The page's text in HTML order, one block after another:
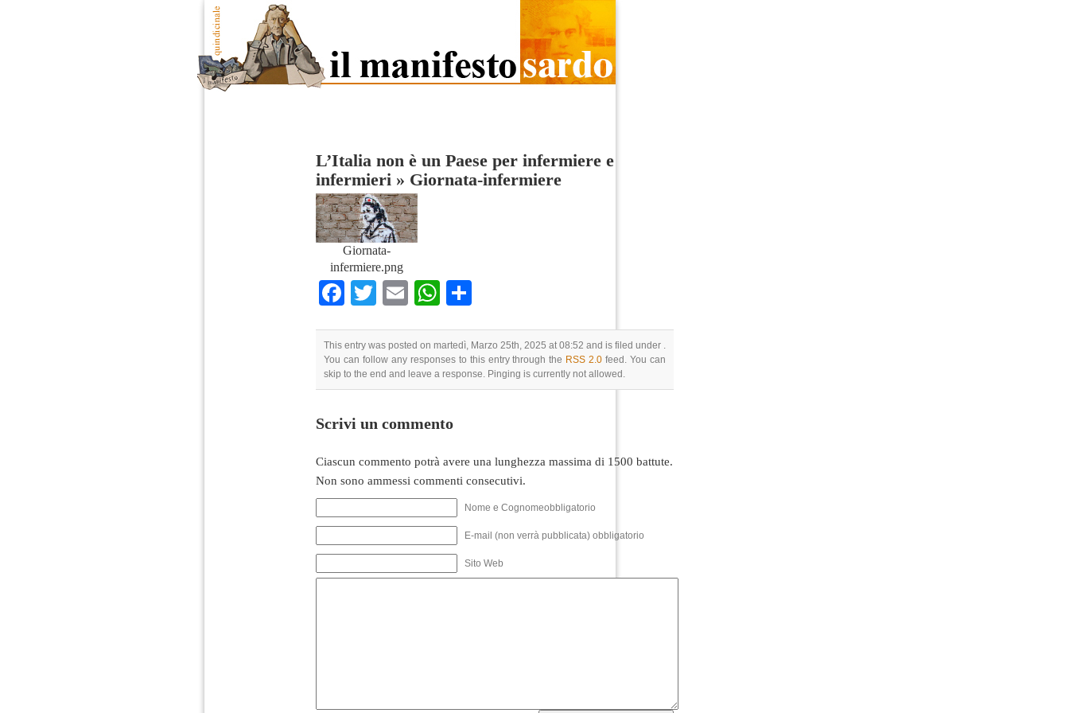
L’Italia non è un Paese per infermiere e
infermieri » Giornata-infermiere
Giornata-
infermiere.png
Facebook
TwitterEmailWhatsApp
This entry was posted on martedì, Marzo 25th, 2025 at 08:52 and is filed under .
You can follow any responses to this entry through the RSS 2.0 feed. You can
skip to the end and leave a response. Pinging is currently not allowed.
Scrivi un commento
Ciascun commento potrà avere una lunghezza massima di 1500 battute.
Non sono ammessi commenti consecutivi.
Nome e Cognomeobbligatorio
E-mail (non verrà pubblicata) obbligatorio
Sito Web